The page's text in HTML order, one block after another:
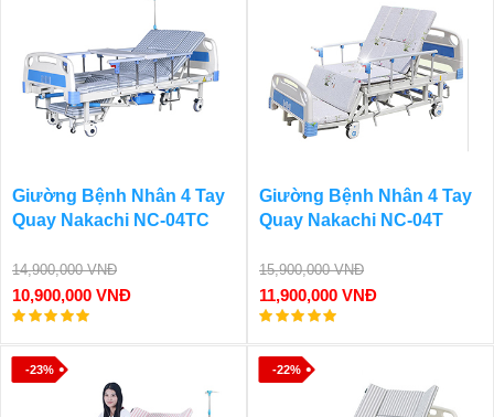
Giường Bệnh Nhân 4 Tay
Quay Nakachi NC-04TC
14,900,000 VNĐ
10,900,000 VNĐ
Giường Bệnh Nhân 4 Tay
Quay Nakachi NC-04T
15,900,000 VNĐ
11,900,000 VNĐ
-23% -22%